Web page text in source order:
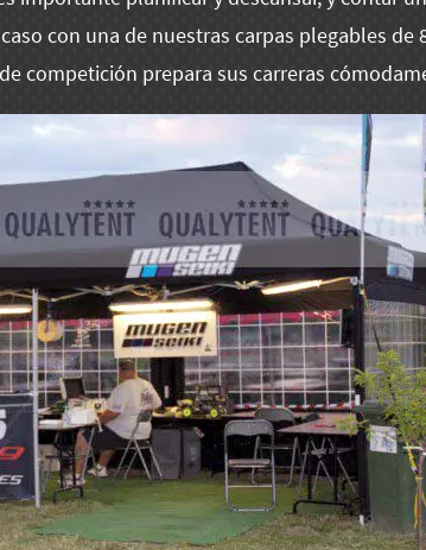
con una de nuestras carpas plegables de
competición prepara sus carreras